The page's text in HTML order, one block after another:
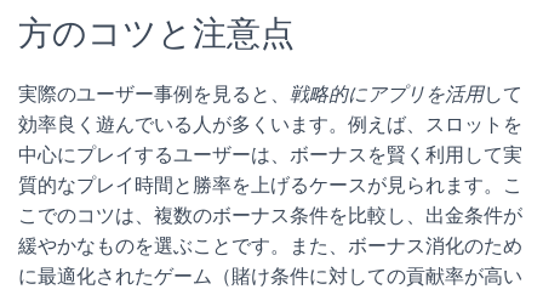
方のコツと注意点
実際のユーザー事例を見ると、 戦略的にアプリを活用して
効率良く遊んでいる人が多くいます。例えば、スロットを
中心にプレイするユーザーは、ボーナスを賢く利用して実
質的なプレイ時間と勝率を上げるケースが見られます。こ
こでのコツは、複数のボーナス条件を比較し、出金条件が
緩やかなものを選ぶことです。また、ボーナス消化のため
に最適化されたゲーム（賭け条件に対しての貢献率が高い